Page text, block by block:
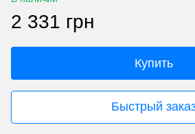
2 331 грн
Купить
Быстрый